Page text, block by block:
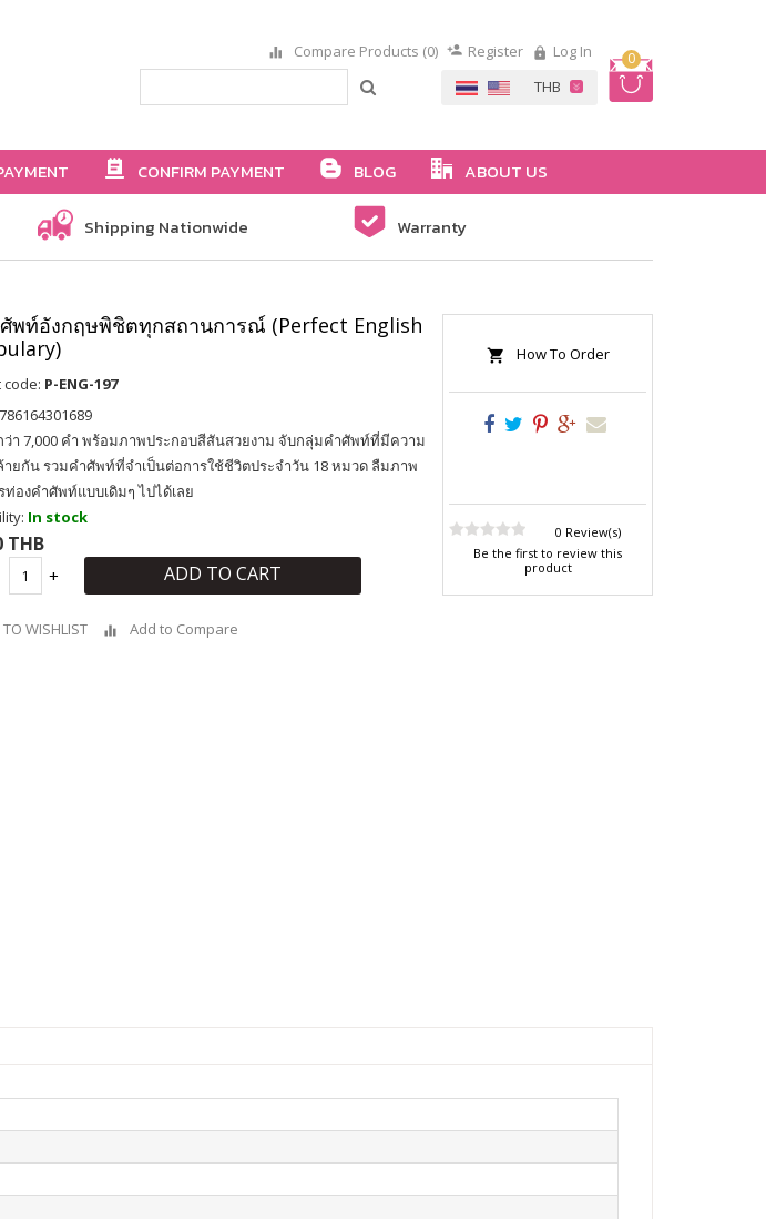
0
Compare Products (0) Register Log In
CONFIRM PAYMENT BLOG ABOUT US
Shipping Nationwide Warranty
พท์อังกฤษพิชิตทุกสถานการณ์ (Perfect English
code: P-ENG-197
า 7,000 คำ พร้อมภาพประกอบสีสันสวยงาม จับกลุ่มคำศัพท์ที่มีความ
ยกัน รวมคำศัพท์ที่จำเป็นต่อการใช้ชีวิตประจำวัน 18 หมวด ลืมภาพ
ท่องคำศัพท์แบบเดิมๆ ไปได้เลย
In stock
THB
ADD TO CART
WISHLIST Add to Compare
How To Order
0 Review(s)
Be the first to review this
product